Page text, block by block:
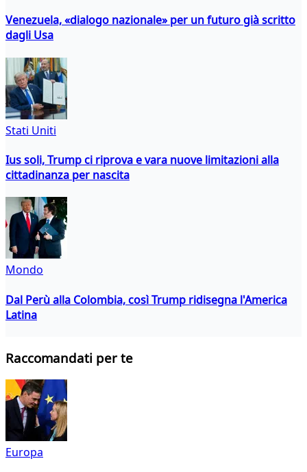
Venezuela, «dialogo nazionale» per un futuro già scritto
dagli Usa
Stati Uniti
Ius soli, Trump ci riprova e vara nuove limitazioni alla
cittadinanza per nascita
Mondo
Dal Perù alla Colombia, così Trump ridisegna l'America
Latina
Raccomandati per te
Europa